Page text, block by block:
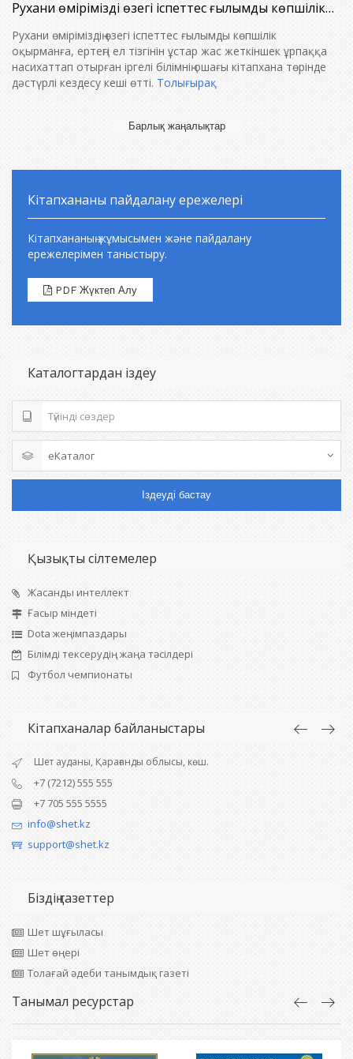
Рухани өміріміздің өзегі іспеттес ғылымды көпшілік
ұрпаққа насихаттап отырған іргелі білімнің ошағы
кітапхана төрінде дәстүрлі кездесу кеші өтті.
Рухани өміріміздің өзегі іспеттес ғылымды көпшілік
оқырманға, ертеңгі ел тізгінін ұстар жас жеткіншек ұрпаққа
насихаттап отырған іргелі білімнің ошағы кітапхана төрінде
дәстүрлі кездесу кеші өтті. Толығырақ
Барлық жаңалықтар
Кітапхананы пайдалану ережелері
Кітапхананың жұмысымен және пайдалану
ережелерімен таныстыру.
PDF Жүктеп Алу
Каталогтардан іздеу
Іздеуді бастау
Қызықты сілтемелер
Жасанды интеллект
Ғасыр міндеті
Dota жеңімпаздары
Білімді тексерудің жаңа тәсілдері
Футбол чемпионаты
Кітапханалар байланыстары
Шет ауданы, Қарағанды облысы, көш.
+7 (7212) 555 555
+7 705 555 5555
info@shet.kz
support@shet.kz
Біздің газеттер
Шет шұғыласы
Шет өңері
Толағай әдеби танымдық газеті
Танымал ресурстар